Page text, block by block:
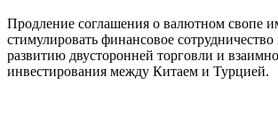
Продление соглашения о валютном свопе
стимулировать финансовое сотрудничество
развитию двусторонней торговли и
инвестирования между Китаем и Турцией.